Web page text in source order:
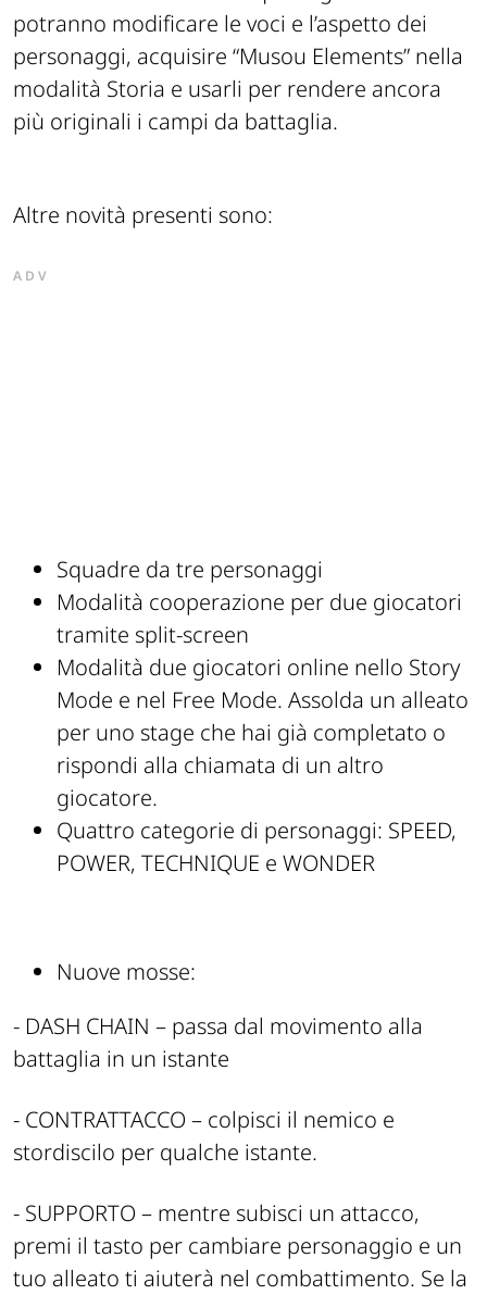
potranno modificare le voci e l’aspetto dei
personaggi, acquisire “Musou Elements” nella
modalità Storia e usarli per rendere ancora
più originali i campi da battaglia.
Altre novità presenti sono:
ADV
Squadre da tre personaggi
Modalità cooperazione per due giocatori
tramite split-screen
Modalità due giocatori online nello Story
Mode e nel Free Mode. Assolda un alleato
per uno stage che hai già completato o
rispondi alla chiamata di un altro
giocatore.
Quattro categorie di personaggi: SPEED,
POWER, TECHNIQUE e WONDER
Nuove mosse:
- DASH CHAIN – passa dal movimento alla
battaglia in un istante
- CONTRATTACCO – colpisci il nemico e
stordiscilo per qualche istante.
- SUPPORTO – mentre subisci un attacco,
premi il tasto per cambiare personaggio e un
tuo alleato ti aiuterà nel combattimento. Se la